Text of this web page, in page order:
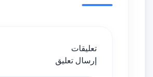
تعليقات
إرسال تعليق